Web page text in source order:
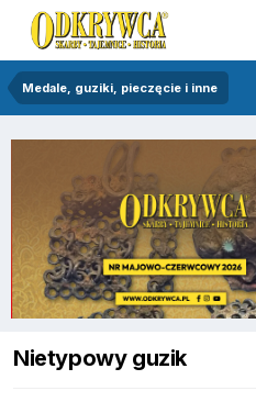
Medale, guziki, pieczęcie i inne
Nietypowy guzik